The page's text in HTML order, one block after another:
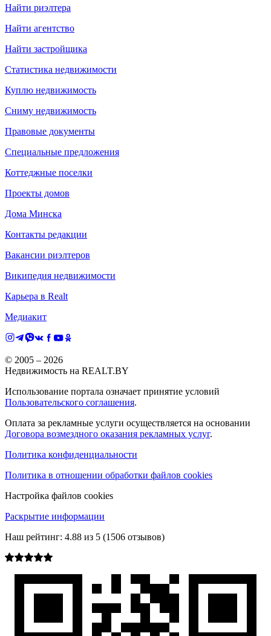
Найти риэлтера
Найти агентство
Найти застройщика
Статистика недвижимости
Куплю недвижимость
Сниму недвижимость
Правовые документы
Специальные предложения
Коттеджные поселки
Проекты домов
Дома Минска
Контакты редакции
Вакансии риэлтеров
Википедия недвижимости
Карьера в Realt
Медиакит
© 2005 – 2026
Недвижимость на REALT.BY
Использование портала означает принятие условий
Пользовательского соглашения.
Оплата за рекламные услуги осуществляется на основании
Договора возмездного оказания рекламных услуг.
Политика конфиденциальности
Политика в отношении обработки файлов cookies
Настройка файлов cookies
Раскрытие информации
Наш рейтинг: 4.88 из 5 (1506 отзывов)